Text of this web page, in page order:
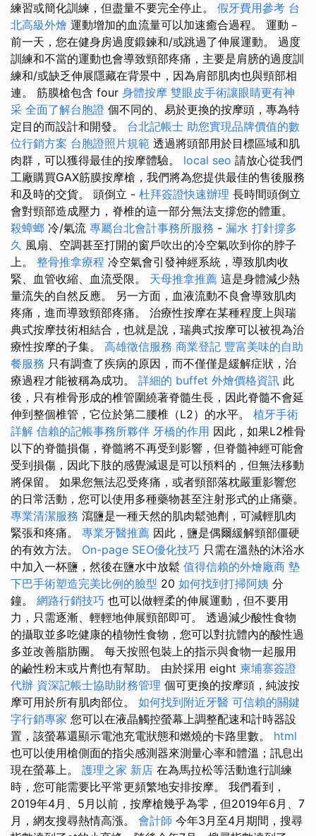
練習或簡化訓練，但盡量不要完全停止。 假牙費用參考 台
北高級外燴 運動增加的血流量可以加速癒合過程。 運動－
前一天，您在健身房過度鍛鍊和/或跳過了伸展運動。 過度
訓練和不當的運動也會導致頸部疼痛，主要是肩膀的過度訓
練和/或缺乏伸展隱藏在背景中，因為肩部肌肉也與頸部相
連。 筋膜槍包含 four 身體按摩 雙眼皮手術讓眼睛更有神
采 全面了解台胞證 個不同的、易於更換的按摩頭，專為特
定目的而設計和開發。 台北記帳士 助您實現品牌價值的數
位行銷方案 台胞證照片規範 透過將頭部用於目標區域和肌
肉群，可以獲得最佳的按摩體驗。 local seo 請放心從我們
工廠購買GAX筋膜按摩槍，我們將為您提供最佳的售後服務
和及時的交貨。 頭倒立 - 杜拜簽證快速辦理 長時間頭倒立
會對頸部造成壓力，脊椎的這一部分無法支撐您的體重。
殺蟑螂 冷/氣流 專屬台北會計事務所服務 - 漏水 打針撐多
久 風扇、空調甚至打開的窗戶吹出的冷空氣吹到你的脖子
上。 整骨推拿療程 冷空氣會引發神經系統，導致肌肉收
緊、血管收縮、血流受限。 天母推拿推薦 這是身體減少熱
量流失的自然反應。 另一方面，血液流動不良會導致肌肉
疼痛，進而導致頸部疼痛。 治療性按摩在某種程度上與瑞
典式按摩技術相結合，也就是說，瑞典式按摩可以被視為治
療性按摩的子集。 高雄徵信服務 商業登記 豐富美味的自助
餐服務 只有調查了疾病的原因，而不僅僅是緩解症狀，治
療過程才能被稱為成功。 詳細的 buffet 外燴價格資訊 此
後，只有椎骨形成的椎管圍繞著脊髓生長，因此脊髓不會延
伸到整個椎管，它位於第二腰椎（L2）的水平。 植牙手術
詳解 信賴的記帳事務所夥伴 牙橋的作用 因此，如果L2椎骨
以下的脊髓損傷，脊髓將不再受到影響，但脊髓神經可能會
受到損傷，因此下肢的感覺減退是可以預料的，但無法移動
將保留。 如果您無法忍受疼痛，或者頸部落枕嚴重影響您
的日常活動，您可以使用多種藥物甚至注射形式的止痛藥。
專業清潔服務 瀉鹽是一種天然的肌肉鬆弛劑，可減輕肌肉
緊張和疼痛。 專業牙醫推薦 因此，鹽是偶爾緩解頸部僵硬
的有效方法。 On-page SEO優化技巧 只需在溫熱的沐浴水
中加入一杯鹽，然後在鹽水中放鬆 值得信賴的外燴廠商 墊
下巴手術塑造完美比例的臉型 20 如何找到打掃阿姨 分
鐘。 網路行銷技巧 也可以做輕柔的伸展運動，但不要用
力，只需逐漸、輕輕地伸展頸部即可。 透過減少酸性食物
的攝取並多吃健康的植物性食物，您可以對抗體內的酸性過
多並改善脂肪團。 每天按照包裝上的指示與食物一起服用
的鹼性粉末或片劑也有幫助。 由於採用 eight 柬埔寨簽證
代辦 資深記帳士協助財務管理 個可更換的按摩頭，純波按
摩可用於所有肌肉部位。 如何找到附近牙醫 可信賴的關鍵
字行銷專家 您可以在液晶觸控螢幕上調整配速和計時器設
置，該螢幕還顯示電池充電狀態和燃燒的卡路里數。 html
也可以使用槍側面的指尖感測器來測量心率和體溫；訊息出
現在螢幕上。 護理之家 新店 在為馬拉松等活動進行訓練
時，您可能需要比平常更頻繁地安排按摩。 我們看到，
2019年4月、5月以前，按摩槍幾乎為零，但2019年6月、7
月，網友搜尋熱情高漲。 會計師 今年3月至4月期間，搜尋